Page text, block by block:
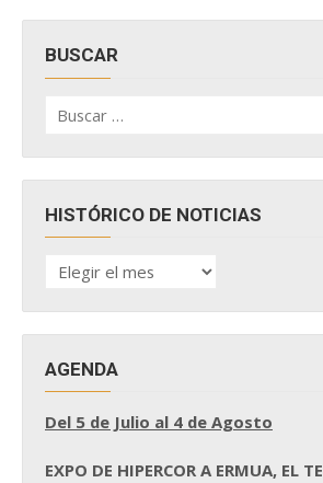
BUSCAR
por:
HISTÓRICO DE NOTICIAS
HISTÓRICO
DE
AGENDA
Del 5 de Julio al 4 de Agosto
EXPO DE HIPERCOR A ERMUA, EL